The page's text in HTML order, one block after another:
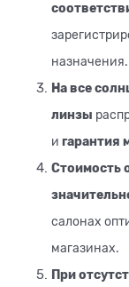
назначения.
На все
линзы
и гарантия
Стоимость
салонах
магазинах.
При